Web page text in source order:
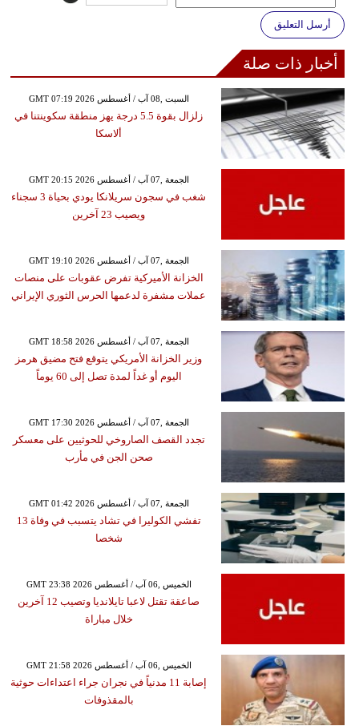
أرسل التعليق
أخبار ذات صلة
GMT 07:19 2026 السبت ,08 آب / أغسطس
زلزال بقوة 5.5 درجة يهز منطقة سكوينتنا في
ألاسكا
GMT 20:15 2026 الجمعة ,07 آب / أغسطس
شغب في سجون سريلانكا يودي بحياة 3 سجناء
ويصيب 23 آخرين
GMT 19:10 2026 الجمعة ,07 آب / أغسطس
الخزانة الأميركية تفرض عقوبات على منصات
عملات مشفرة لدعمها الحرس الثوري الإيراني
GMT 18:58 2026 الجمعة ,07 آب / أغسطس
وزير الخزانة الأمريكي يتوقع فتح مضيق هرمز
اليوم أو غداً لمدة تصل إلى 60 يوماً
GMT 17:30 2026 الجمعة ,07 آب / أغسطس
تجدد القصف الصاروخي للحوثيين على معسكر
صحن الجن في مأرب
GMT 01:42 2026 الجمعة ,07 آب / أغسطس
تفشي الكوليرا في تشاد يتسبب في وفاة 13
شخصا
GMT 23:38 2026 الخميس ,06 آب / أغسطس
صاعقة تقتل لاعبا تايلانديا وتصيب 12 آخرين
خلال مباراة
GMT 21:58 2026 الخميس ,06 آب / أغسطس
إصابة 11 مدنياً في نجران جراء اعتداءات حوثية
بالمقذوفات